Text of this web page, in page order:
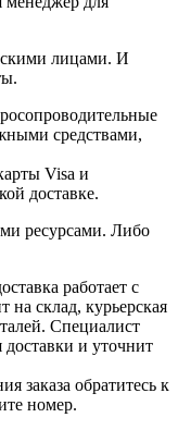
лицами. И
средствами,
Visa и
доставке.
ресурсами. Либо
работает с
на склад, курьерская
Специалист
и уточнит
заказа обратитесь к
номер.